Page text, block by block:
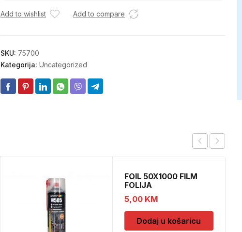
KLJUC
Add to wishlist Add to compare
SKU: 75700
Kategorija: Uncategorized
FOIL 50X1000 FILM
FOLIJA
5,00 KM
Dodaj u košaricu